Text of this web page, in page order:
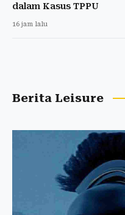
dalam Kasus TPPU
16 jam lalu
Berita Leisure